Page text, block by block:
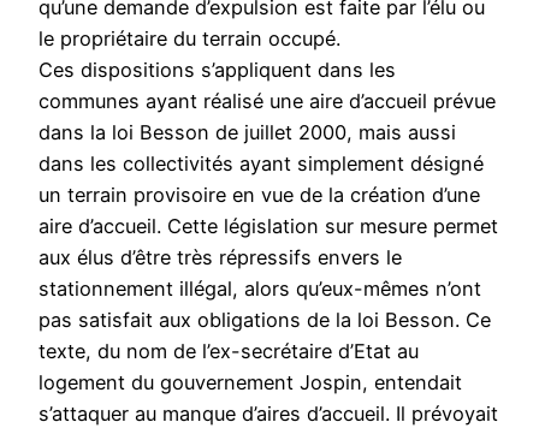
qu’une demande d’expulsion est faite par l’élu ou
le propriétaire du terrain occupé.
Ces dispositions s’appliquent dans les
communes ayant réalisé une aire d’accueil prévue
dans la loi Besson de juillet 2000, mais aussi
dans les collectivités ayant simplement désigné
un terrain provisoire en vue de la création d’une
aire d’accueil. Cette législation sur mesure permet
aux élus d’être très répressifs envers le
stationnement illégal, alors qu’eux-mêmes n’ont
pas satisfait aux obligations de la loi Besson. Ce
texte, du nom de l’ex-secrétaire d’Etat au
logement du gouvernement Jospin, entendait
s’attaquer au manque d’aires d’accueil. Il prévoyait